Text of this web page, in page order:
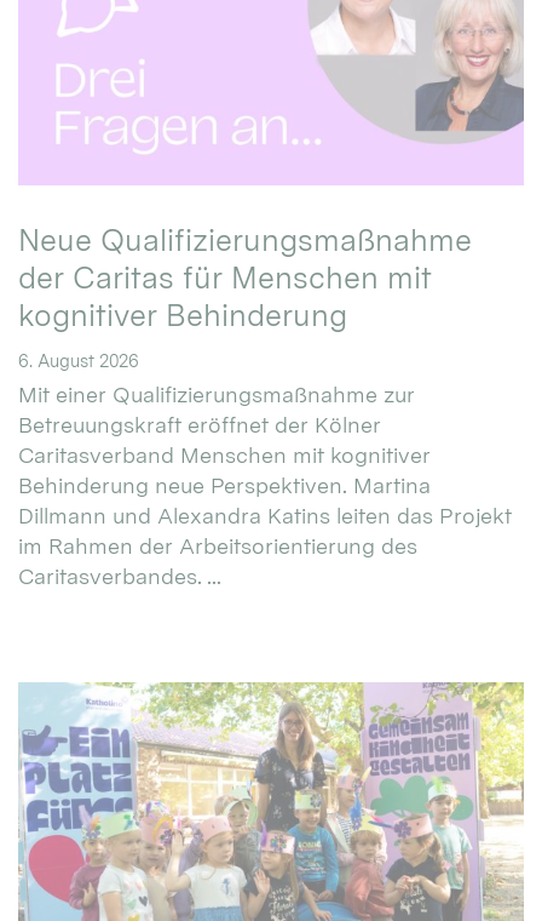
Neue Qualifizierungsmaßnahme
der Caritas für Menschen mit
kognitiver Behinderung
6. August 2026
Mit einer Qualifizierungsmaßnahme zur
Betreuungskraft eröffnet der Kölner
Caritasverband Menschen mit kognitiver
Behinderung neue Perspektiven. Martina
Dillmann und Alexandra Katins leiten das Projekt
im Rahmen der Arbeitsorientierung des
Caritasverbandes. ...